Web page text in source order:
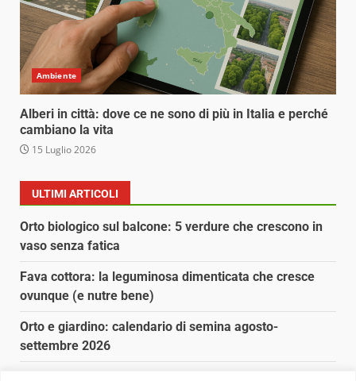
Ambiente
Alberi in città: dove ce ne sono di più in Italia e perché
cambiano la vita
15 Luglio 2026
ULTIMI ARTICOLI
Orto biologico sul balcone: 5 verdure che crescono in
vaso senza fatica
Fava cottora: la leguminosa dimenticata che cresce
ovunque (e nutre bene)
Orto e giardino: calendario di semina agosto-
settembre 2026